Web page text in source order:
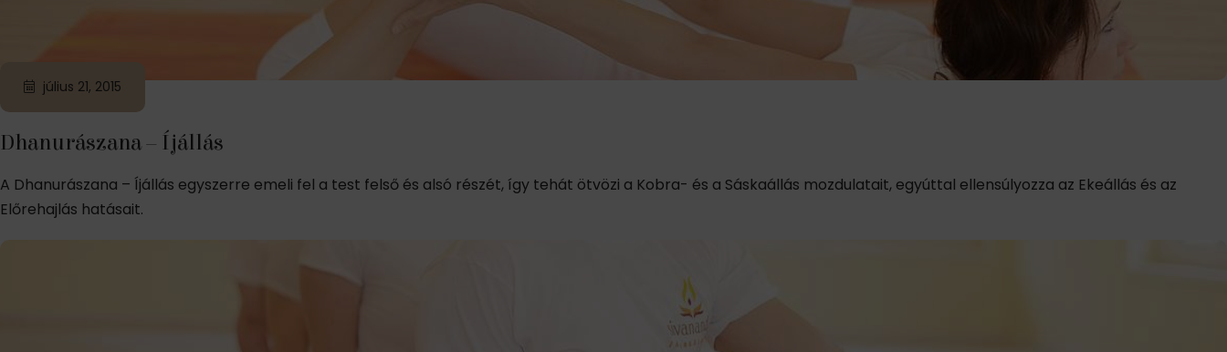
július 21, 2015
Dhanurászana – Íjállás
A Dhanurászana – Íjállás egyszerre emeli fel a test felső és alsó részét, így tehát ötvözi a Kobra- és a Sáskaállás mozdulatait, egyúttal ellensúlyozza az Ekeállás és az
Előrehajlás hatásait.